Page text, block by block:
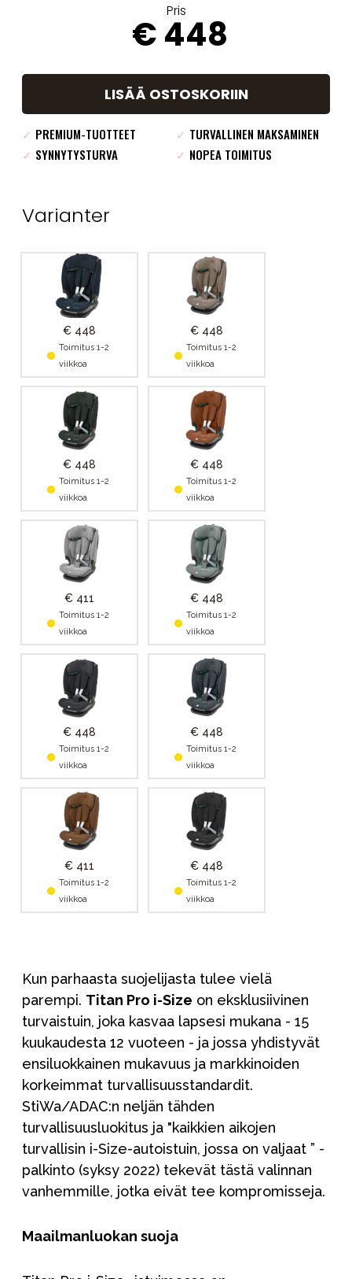
Pris
€ 448
LISÄÄ OSTOSKORIIN
✓ PREMIUM-TUOTTEET ✓ TURVALLINEN MAKSAMINEN
✓ SYNNYTYSTURVA ✓ NOPEA TOIMITUS
Varianter
€ 448
Toimitus 1-2
viikkoa
€ 448
Toimitus 1-2
viikkoa
€ 448
Toimitus 1-2
viikkoa
€ 448
Toimitus 1-2
viikkoa
€ 411
Toimitus 1-2
viikkoa
€ 448
Toimitus 1-2
viikkoa
€ 448
Toimitus 1-2
viikkoa
€ 448
Toimitus 1-2
viikkoa
€ 411
Toimitus 1-2
viikkoa
€ 448
Toimitus 1-2
viikkoa
Kun parhaasta suojelijasta tulee vielä
parempi. Titan Pro i-Size on eksklusiivinen
turvaistuin, joka kasvaa lapsesi mukana - 15
kuukaudesta 12 vuoteen - ja jossa yhdistyvät
ensiluokkainen mukavuus ja markkinoiden
korkeimmat turvallisuusstandardit.
StiWa/ADAC:n neljän tähden
turvallisuusluokitus ja "kaikkien aikojen
turvallisin i-Size-autoistuin, jossa on valjaat ” -
palkinto (syksy 2022) tekevät tästä valinnan
vanhemmille, jotka eivät tee kompromisseja.
Maailmanluokan suoja